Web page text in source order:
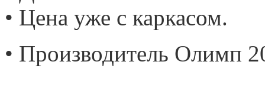
• Цена уже с каркасом.
• Производитель Олимп